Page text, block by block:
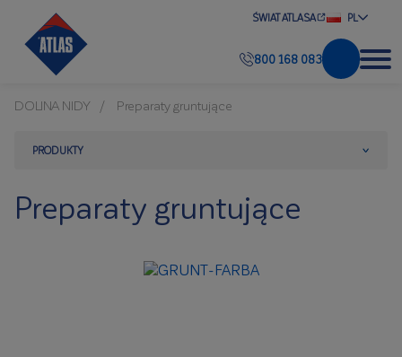
ŚWIAT ATLASA PL
800 168 083
DOLINA NIDY Preparaty gruntujące
PRODUKTY
Preparaty gruntujące